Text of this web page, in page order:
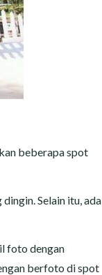
beberapa spot
Selain itu, ada
foto dengan
berfoto di spot